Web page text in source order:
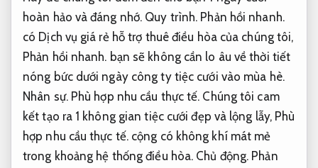
hoàn hảo và đáng nhớ. Quy trình. Phản hồi nhanh.
có Dịch vụ giá rẻ hỗ trợ thuê điều hòa của chúng tôi,
Phản hồi nhanh. bạn sẽ không cần lo âu về thời tiết
nóng bức dưới ngày công ty tiệc cưới vào mùa hè.
Nhân sự. Phù hợp nhu cầu thực tế. Chúng tôi cam
kết tạo ra 1 không gian tiệc cưới đẹp và lộng lẫy, Phù
hợp nhu cầu thực tế. cộng có không khí mát mẻ
trong khoảng hệ thống điều hòa. Chủ động. Phản